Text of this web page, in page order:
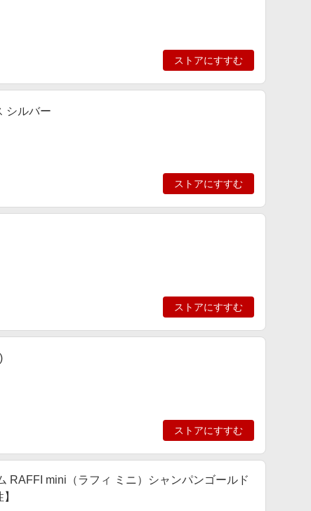
ストアにすすむ
シルバー
ストアにすすむ
ストアにすすむ
ストアにすすむ
RAFFI mini（ラフィ ミニ）シャンパンゴールド